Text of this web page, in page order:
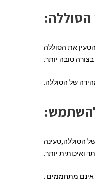
הסוללה:
את הסוללה
טובה יותר.
של הסוללה.
:
הסוללה,טעינה
ואיכותית יותר.
אינם מתחממים .